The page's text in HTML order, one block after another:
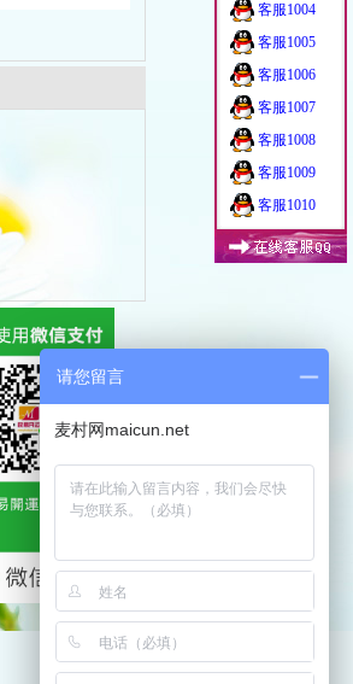
客服1004
客服1005
客服1006
客服1007
客服1008
客服1009
客服1010
请您留言
麦村网maicun.net